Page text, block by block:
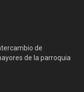
de
de la parroquia